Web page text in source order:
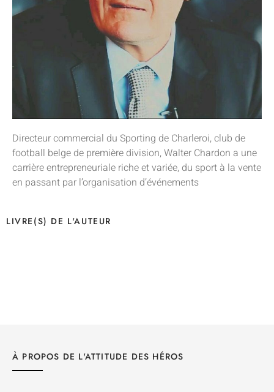
Directeur commercial du Sporting de Charleroi, club de
football belge de première division, Walter Chardon a une
carrière entrepreneuriale riche et variée, du sport à la vente
en passant par l’organisation d’événements
LIVRE(S) DE L'AUTEUR
À PROPOS DE L'ATTITUDE DES HÉROS